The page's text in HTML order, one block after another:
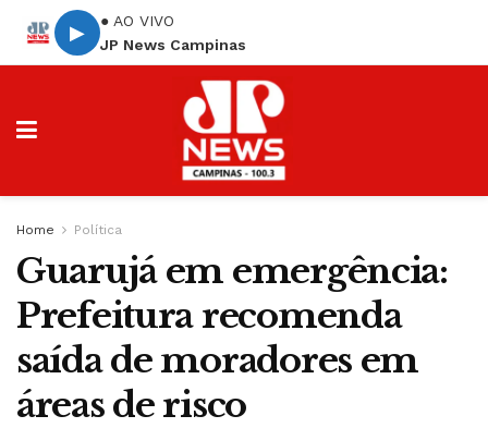
▶
● AO VIVO
JP News Campinas
Home Política
Guarujá em emergência:
Prefeitura recomenda
saída de moradores em
áreas de risco